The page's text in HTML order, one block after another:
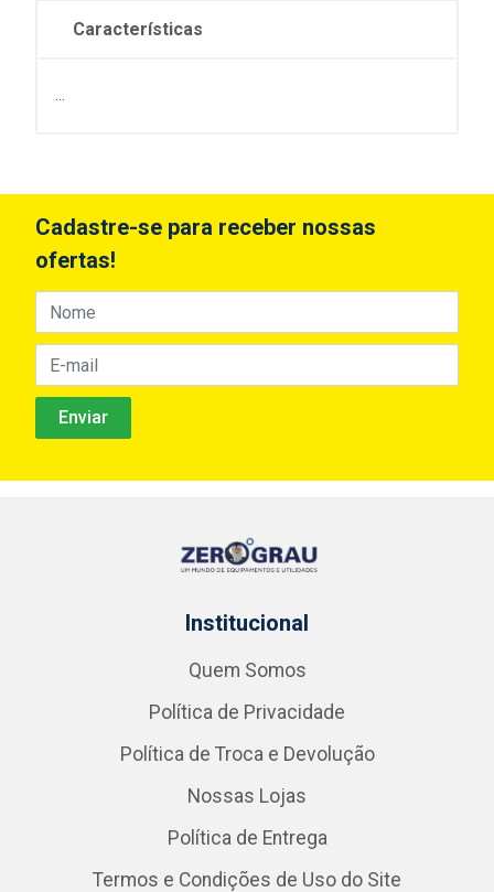
Características
...
Cadastre-se para receber nossas
ofertas!
Institucional
Quem Somos
Política de Privacidade
Política de Troca e Devolução
Nossas Lojas
Política de Entrega
Termos e Condições de Uso do Site